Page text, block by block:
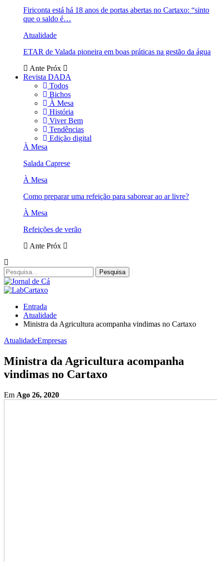
Firiconta está há 18 anos de portas abertas no Cartaxo: “sinto
que o saldo é…
Atualidade
ETAR de Valada pioneira em boas práticas na gestão da água
Ante Próx
Revista DADA
Todos
Bichos
À Mesa
História
Viver Bem
Tendências
Edição digital
À Mesa
Salada Caprese
À Mesa
Como preparar uma refeição para saborear ao ar livre?
À Mesa
Refeições de verão
Ante Próx
Entrada
Atualidade
Ministra da Agricultura acompanha vindimas no Cartaxo
AtualidadeEmpresas
Ministra da Agricultura acompanha
vindimas no Cartaxo
Em Ago 26, 2020